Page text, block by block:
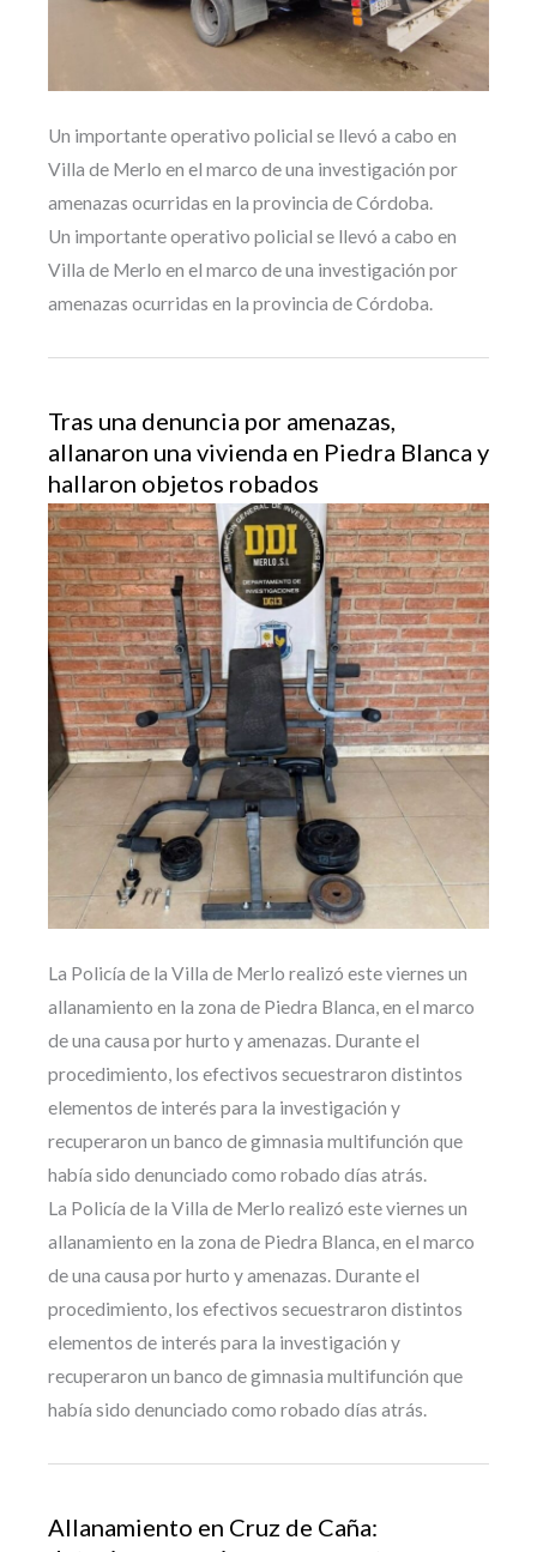
Un importante operativo policial se llevó a cabo en
Villa de Merlo en el marco de una investigación por
amenazas ocurridas en la provincia de Córdoba.
Un importante operativo policial se llevó a cabo en
Villa de Merlo en el marco de una investigación por
amenazas ocurridas en la provincia de Córdoba.
Tras una denuncia por amenazas,
allanaron una vivienda en Piedra Blanca y
hallaron objetos robados
La Policía de la Villa de Merlo realizó este viernes un
allanamiento en la zona de Piedra Blanca, en el marco
de una causa por hurto y amenazas. Durante el
procedimiento, los efectivos secuestraron distintos
elementos de interés para la investigación y
recuperaron un banco de gimnasia multifunción que
había sido denunciado como robado días atrás.
La Policía de la Villa de Merlo realizó este viernes un
allanamiento en la zona de Piedra Blanca, en el marco
de una causa por hurto y amenazas. Durante el
procedimiento, los efectivos secuestraron distintos
elementos de interés para la investigación y
recuperaron un banco de gimnasia multifunción que
había sido denunciado como robado días atrás.
Allanamiento en Cruz de Caña: